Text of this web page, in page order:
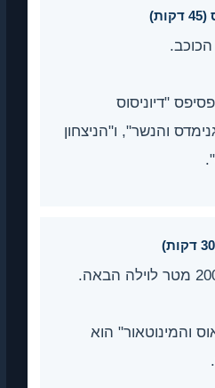
"דיוניסוס
והנשר", ו"הניצחון
הוא